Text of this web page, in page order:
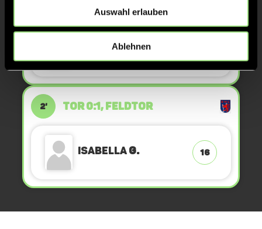
Auswahl erlauben
Ablehnen
IsabellaG.
2' TOR 0:1, FELDTOR
IsabellaG. 16